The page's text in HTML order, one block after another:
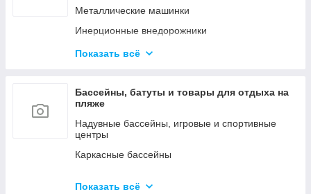
Металлические машинки
Инерционные внедорожники
Радиоуправляемые машинки и роботы
Конструкторы
Показать всё
Бассейны, батуты и товары для отдыха на
пляже
Надувные бассейны, игровые и спортивные
центры
Каркасные бассейны
Показать всё